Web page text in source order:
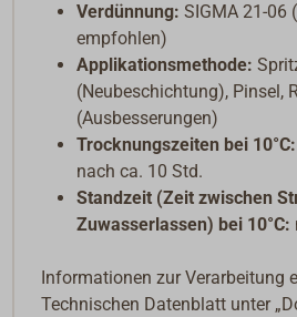
Verdünnung: SIGMA 21-06
empfohlen)
Applikationsmethode:
(Neubeschichtung), Pinsel,
(Ausbesserungen)
Trocknungszeiten bei 10°C:
nach ca. 10 Std.
Standzeit (Zeit zwischen
Zuwasserlassen) bei 10°C:
Informationen zur Verarbeitung
Technischen Datenblatt unter